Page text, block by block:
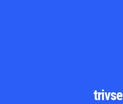
trivsel